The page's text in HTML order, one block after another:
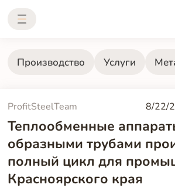
Производство Услуги
ProfitSteelTeam 8/22/
Теплообменные
образными трубами
полный цикл для
Красноярского края